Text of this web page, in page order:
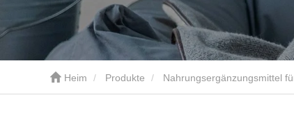
Heim Produkte Nahrungsergänzungsmittel